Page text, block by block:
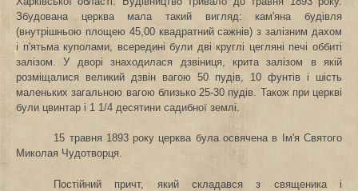
Збудована церква мала такий вигляд: кам'яна будівля
(внутрішньою площею 45,00 квадратний сажнів) з залізним дахом
і п'ятьма куполами, всередині були дві круглі цегляні печі оббиті
залізом. У дворі знаходилася дзвіниця, крита залізом в якій
розміщалися великий дзвін вагою 50 пудів, 10 фунтів і шість
маленьких загальною вагою близько 25-30 пудів. Також при церкві
були цвинтар і 1 1/4 десятини садибної землі.
15 травня 1893 року церква була освячена в Ім'я Святого
Миколая Чудотворця.
Постійний причт, який складався з священика і